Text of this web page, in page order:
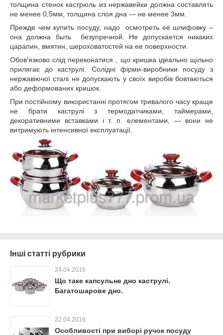
толщина стенок кастрюль из нержавейки должна составлять
не менее 0,5мм, толщина слоя дна — не менее 3мм.
Прежде чем купить посуду, надо осмотреть её шлифовку –
она должна быть безупречной. Не допускается никаких
царапин, вмятин, шероховатостей на ее поверхности.
Обов'язково слід переконатися , що кришка ідеально щільно
прилягає до каструлі. Солідні фірми-виробники посуду з
нержавіючої сталі не допускають у своїх виробів бовтаються
або деформованих кришок.
При постійному використанні протягом тривалого часу краще
не брати каструлі з термодатчиками, таймерами,
декоративними вставками і т. п. елементами, — вони не
витримують інтенсивної експлуатації.
Інші статті рубрики
24.04.2016
Що таке капсульне дно каструлі.
Багатошарове дно.
22.04.2016
Особливості при виборі ручок посуду